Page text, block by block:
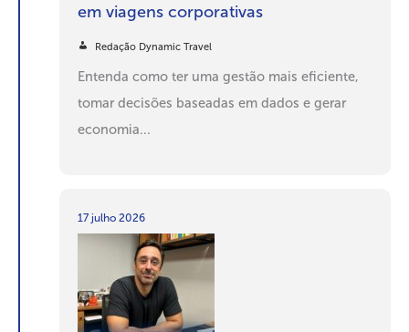
em viagens corporativas
Redação Dynamic Travel
Entenda como ter uma gestão mais eficiente,
tomar decisões baseadas em dados e gerar
economia...
17 julho 2026